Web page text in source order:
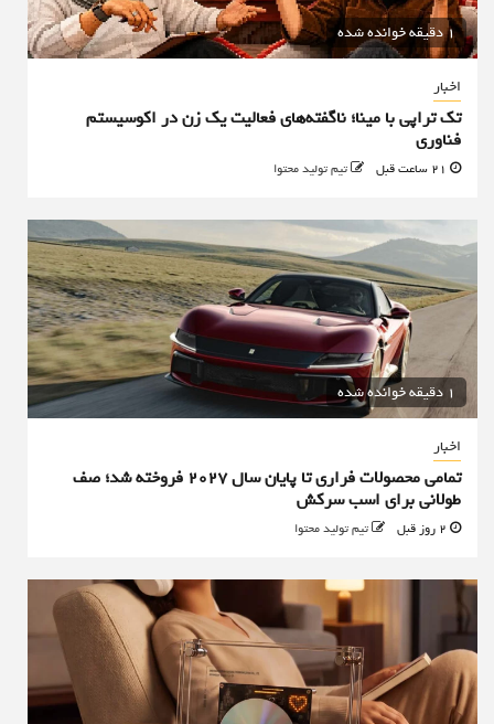
1 دقیقه خوانده شده
اخبار
تک تراپی با مینا؛ ناگفته‌های فعالیت یک زن در اکوسیستم
فناوری
تیم تولید محتوا
1 دقیقه خوانده شده
اخبار
تمامی محصولات فراری تا پایان سال ۲۰۲۷ فروخته شد؛ صف
طولانی برای اسب سرکش
تیم تولید محتوا